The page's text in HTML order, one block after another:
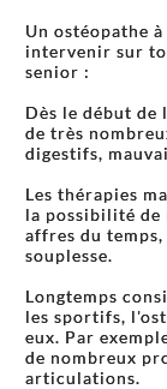
Un ostéopathe
intervenir sur
senior :
Dès le début
de très
digestifs,
Les thérapies
la possibilité de
affres du
souplesse.
Longtemps
les sportifs,
eux. Par
de nombreux
articulations.